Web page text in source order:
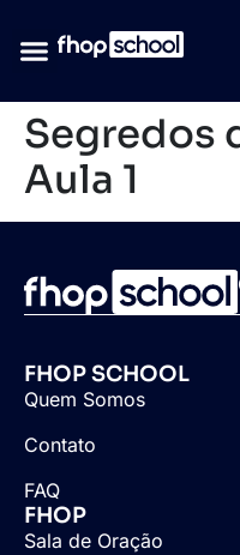
Segredos
Aula 1
FHOP SCHOOL
Quem Somos
Contato
FAQ
FHOP
Sala de Oração